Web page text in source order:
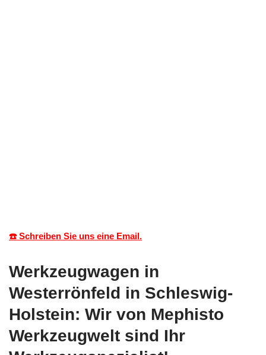
☎️ Schreiben Sie uns eine Email.
Werkzeugwagen in
Westerrönfeld in Schleswig-
Holstein: Wir von Mephisto
Werkzeugwelt sind Ihr